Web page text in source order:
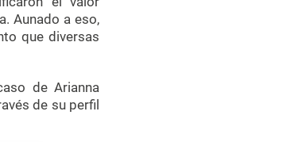
Aunado a eso,
que diversas
de Arianna
de su perfil